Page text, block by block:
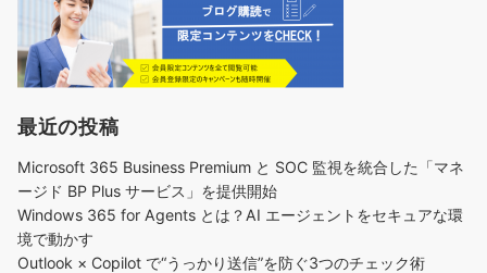
最近の投稿
Microsoft 365 Business Premium と SOC 監視を統合した「マネ
ージド BP Plus サービス」を提供開始
Windows 365 for Agents とは？AI エージェントをセキュアな環
境で動かす
Outlook × Copilot で“うっかり送信”を防ぐ3つのチェック術​